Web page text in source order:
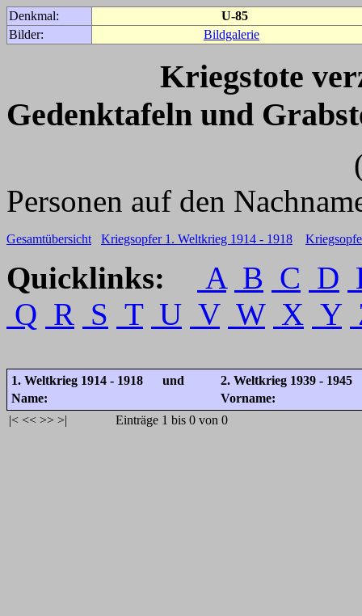
Denkmal:
U-85
Bilder:
Bildgalerie
Kriegstote
Gedenktafeln und
(Für weitere
Personen auf den
Gesamtübersicht Kriegsopfer 1. Weltkrieg 1914 - 1918
Quicklinks: A B C D
Q R S T U V W X Y
1. Weltkrieg 1914 - 1918 und
2. Weltkrieg 1939 - 1945
Name:
Vorname:
|< << >> >| Einträge 1 bis 0 von 0